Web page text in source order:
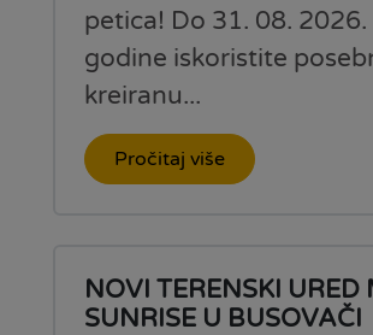
petica! Do 31. 08. 2026.
godine iskoristite
kreiranu...
Pročitaj više
NOVI TERENSKI URED
SUNRISE U BUSOVAČI